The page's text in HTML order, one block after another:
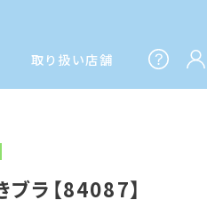
取り扱い店舗
ラ【84087】